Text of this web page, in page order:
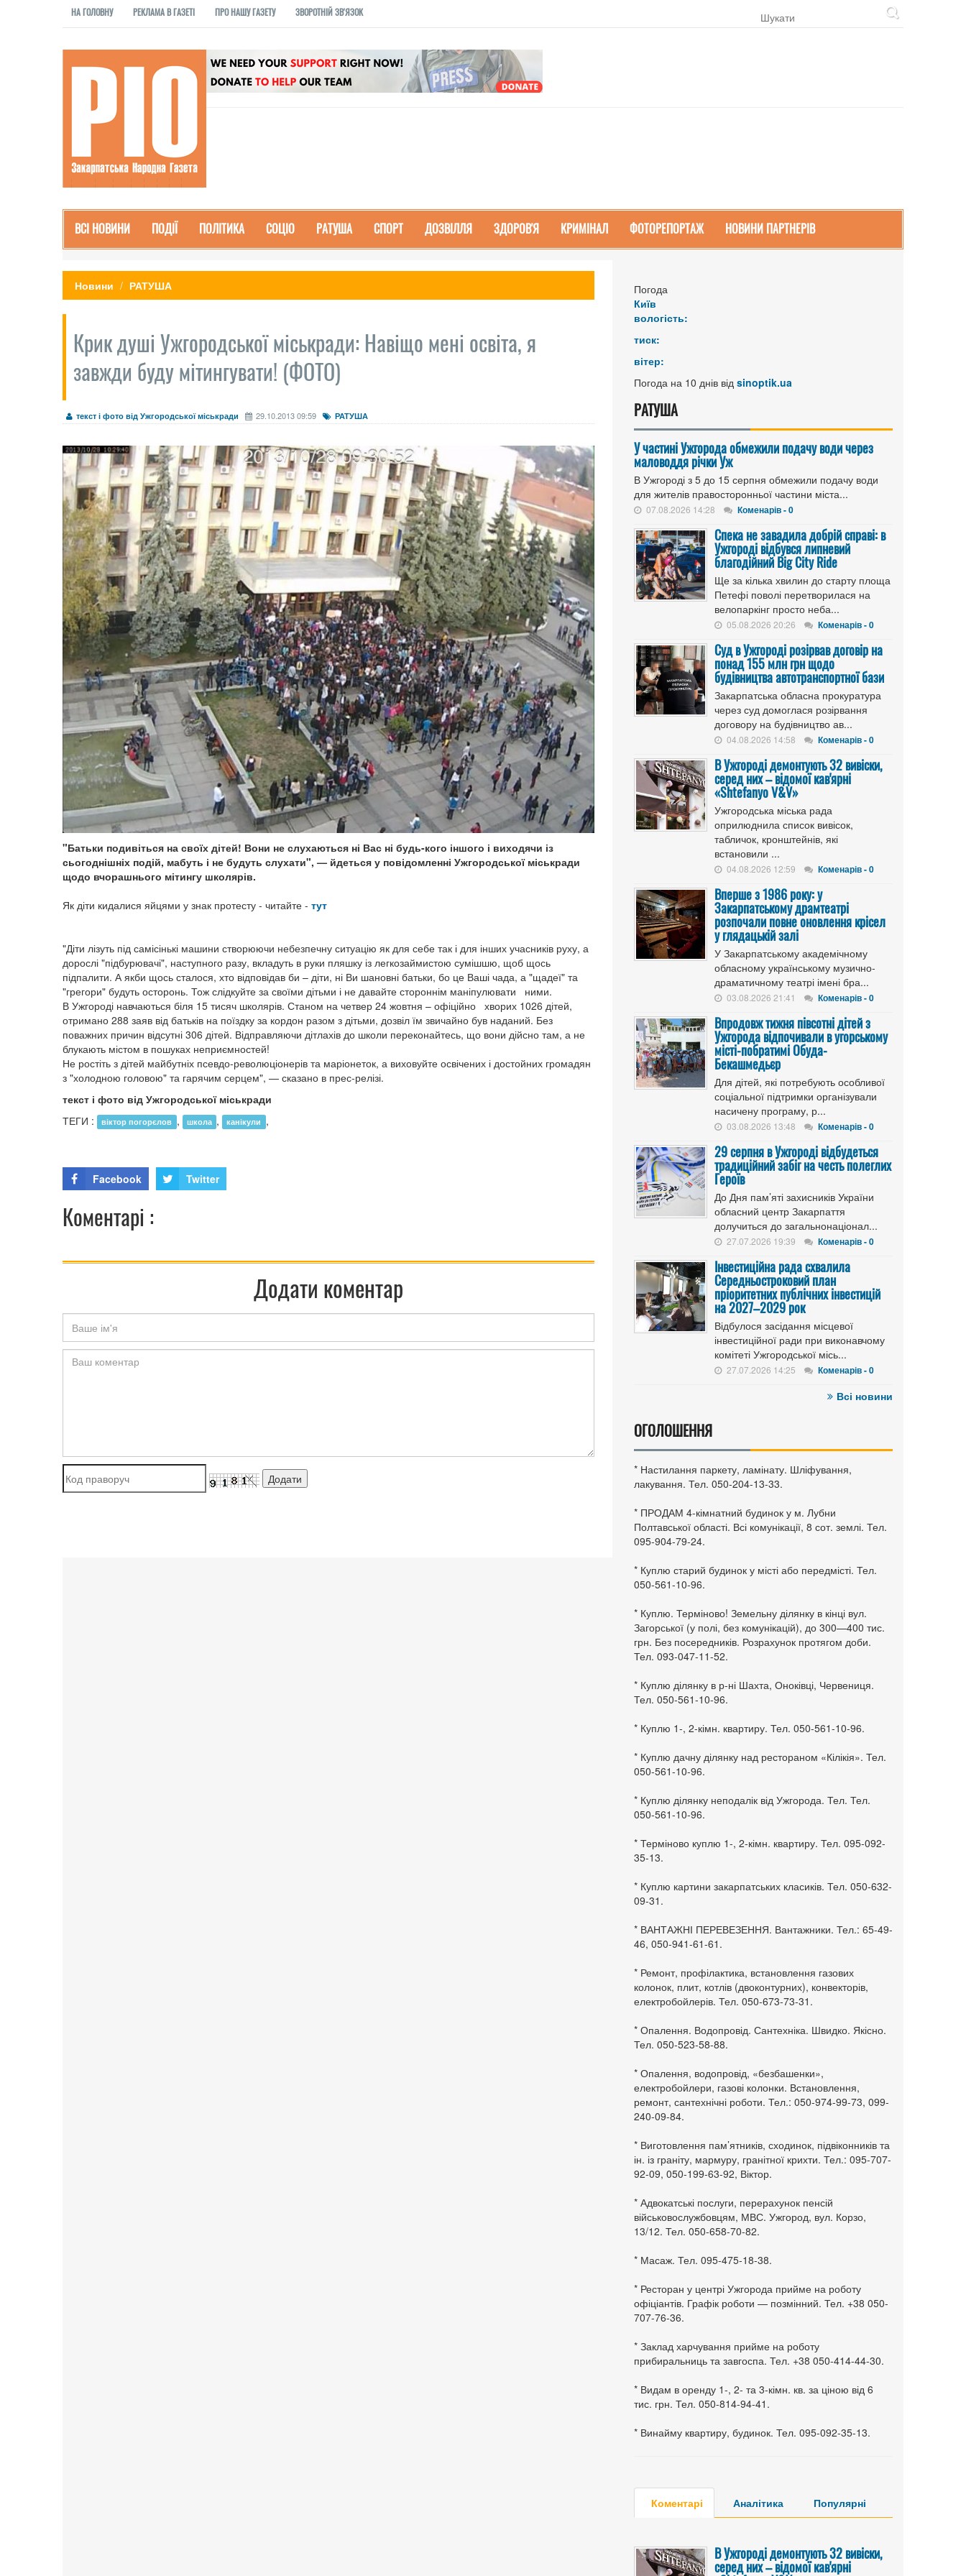
НА ГОЛОВНУ РЕКЛАМА В ГАЗЕТІ ПРО НАШУ ГАЗЕТУ ЗВОРОТНІЙ ЗВ'ЯЗОК
ВСІ НОВИНИ ПОДІЇ ПОЛІТИКА СОЦІО РАТУША СПОРТ ДОЗВІЛЛЯ ЗДОРОВ'Я КРИМІНАЛ ФОТОРЕПОРТАЖ НОВИНИ ПАРТНЕРІВ
Новини РАТУША
Крик душі Ужгородської міськради: Навіщо мені освіта, я
завжди буду мітингувати! (ФОТО)
текст і фото від Ужгородської міськради 29.10.2013 09:59 РАТУША
"Батьки подивіться на своїх дітей! Вони не слухаються ні Вас ні будь-кого іншого і виходячи із
сьогоднішніх подій, мабуть і не будуть слухати", — йдеться у повідомленні Ужгородської міськради
щодо вчорашнього мітингу школярів.
Як діти кидалися яйцями у знак протесту - читайте - тут
"Діти лізуть під самісінькі машини створюючи небезпечну ситуацію як для себе так і для інших учасників руху, а
дорослі "підбурювачі", наступного разу, вкладуть в руки пляшку із легкозаймистою сумішшю, щоб щось
підпалити. А якби щось сталося, хто відповідав би – діти, ні Ви шановні батьки, бо це Ваші чада, а "щадеї" та
"грегори" будуть осторонь. Тож слідкуйте за своїми дітьми і не давайте стороннім маніпулювати ними.
В Ужгороді навчаються біля 15 тисяч школярів. Станом на четвер 24 жовтня – офіційно хворих 1026 дітей,
отримано 288 заяв від батьків на поїздку за кордон разом з дітьми, дозвіл їм звичайно був наданий. Без
поважних причин відсутні 306 дітей. Відправляючи дітлахів до школи переконайтесь, що вони дійсно там, а не
блукають містом в пошуках неприємностей!
Не ростіть з дітей майбутніх псевдо-революціонерів та маріонеток, а виховуйте освічених і достойних громадян
з "холодною головою" та гарячим серцем", — сказано в прес-релізі.
текст і фото від Ужгородської міськради
ТЕГИ :
віктор погорєлов , школа , канікули ,
Facebook Twitter
Коментарі :
Додати коментар
Погода
Київ
вологість:
тиск:
вітер:
Погода на 10 днів від sinoptik.ua
РАТУША
У частині Ужгорода обмежили подачу води через
маловоддя річки Уж
В Ужгороді з 5 до 15 серпня обмежили подачу води
для жителів правосторонньої частини міста...
07.08.2026 14:28 Коменарів - 0
Спека не завадила добрій справі: в
Ужгороді відбувся липневий
благодійний Big City Ride
Ще за кілька хвилин до старту площа
Петефі поволі перетворилася на
велопаркінг просто неба...
05.08.2026 20:26 Коменарів - 0
Cуд в Ужгороді розірвав договір на
понад 155 млн грн щодо
будівництва автотранспортної бази
Закарпатська обласна прокуратура
через суд домоглася розірвання
договору на будівництво ав...
04.08.2026 14:58 Коменарів - 0
В Ужгороді демонтують 32 вивіски,
серед них – відомої кав'ярні
«Shtefanyo V&V»
Ужгородська міська рада
оприлюднила список вивісок,
табличок, кронштейнів, які
встановили ...
04.08.2026 12:59 Коменарів - 0
Вперше з 1986 року: у
Закарпатському драмтеатрі
розпочали повне оновлення крісел
у глядацькій залі
У Закарпатському академічному
обласному українському музично-
драматичному театрі імені бра...
03.08.2026 21:41 Коменарів - 0
Впродовж тижня півсотні дітей з
Ужгорода відпочивали в угорському
місті-побратимі Обуда-
Бекашмедьєр
Для дітей, які потребують особливої
соціальної підтримки організували
насичену програму, р...
03.08.2026 13:48 Коменарів - 0
29 серпня в Ужгороді відбудеться
традиційний забіг на честь полеглих
Героїв
До Дня пам’яті захисників України
обласний центр Закарпаття
долучиться до загальнонаціонал...
27.07.2026 19:39 Коменарів - 0
Інвестиційна рада схвалила
Середньостроковий план
пріоритетних публічних інвестицій
на 2027–2029 рок
Відбулося засідання місцевої
інвестиційної ради при виконавчому
комітеті Ужгородської місь...
27.07.2026 14:25 Коменарів - 0
Всі новини
ОГОЛОШЕННЯ
* Настилання паркету, ламінату. Шліфування,
лакування. Тел. 050-204-13-33.
* ПРОДАМ 4-кімнатний будинок у м. Лубни
Полтавської області. Всі комунікації, 8 сот. землі. Тел.
095-904-79-24.
* Куплю старий будинок у місті або передмісті. Тел.
050-561-10-96.
* Куплю. Терміново! Земельну ділянку в кінці вул.
Загорської (у полі, без комунікацій), до 300—400 тис.
грн. Без посередників. Розрахунок протягом доби.
Тел. 093-047-11-52.
* Куплю ділянку в р-ні Шахта, Оноківці, Червениця.
Тел. 050-561-10-96.
* Куплю 1-, 2-кімн. квартиру. Тел. 050-561-10-96.
* Куплю дачну ділянку над рестораном «Кілікія». Тел.
050-561-10-96.
* Куплю ділянку неподалік від Ужгорода. Тел. Тел.
050-561-10-96.
* Терміново куплю 1-, 2-кімн. квартиру. Тел. 095-092-
35-13.
* Куплю картини закарпатських класиків. Тел. 050-632-
09-31.
* ВАНТАЖНІ ПЕРЕВЕЗЕННЯ. Вантажники. Тел.: 65-49-
46, 050-941-61-61.
* Ремонт, профілактика, встановлення газових
колонок, плит, котлів (двоконтурних), конвекторів,
електробойлерів. Тел. 050-673-73-31.
* Опалення. Водопровід. Сантехніка. Швидко. Якісно.
Тел. 050-523-58-88.
* Опалення, водопровід, «безбашенки»,
електробойлери, газові колонки. Встановлення,
ремонт, сантехнічні роботи. Тел.: 050-974-99-73, 099-
240-09-84.
* Виготовлення пам’ятників, сходинок, підвіконників та
ін. із граніту, мармуру, гранітної крихти. Тел.: 095-707-
92-09, 050-199-63-92, Віктор.
* Адвокатські послуги, перерахунок пенсій
військовослужбовцям, МВС. Ужгород, вул. Корзо,
13/12. Тел. 050-658-70-82.
* Масаж. Тел. 095-475-18-38.
* Ресторан у центрі Ужгорода прийме на роботу
офіціантів. Графік роботи — позмінний. Тел. +38 050-
707-76-36.
* Заклад харчування прийме на роботу
прибиральниць та завгоспа. Тел. +38 050-414-44-30.
* Видам в оренду 1-, 2- та 3-кімн. кв. за ціною від 6
тис. грн. Тел. 050-814-94-41.
* Винайму квартиру, будинок. Тел. 095-092-35-13.
Коментарі Аналітика Популярні
В Ужгороді демонтують 32 вивіски,
серед них – відомої кав'ярні